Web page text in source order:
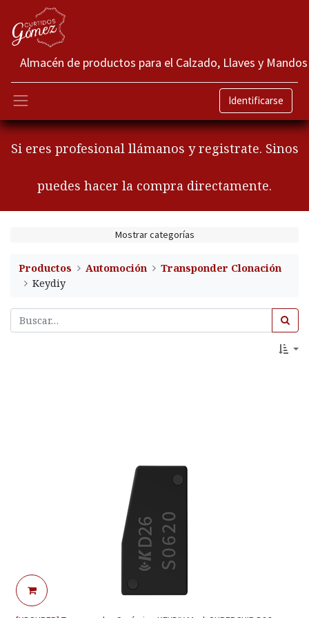
Almacén de productos para el Calzado, Llaves y Mandos
Identificarse
Si eres profesional llámanos y registrate. Sinos
puedes hacer la compra directamente.
Mostrar categorías
Productos Automoción
Transponder Clonación
Keydiy